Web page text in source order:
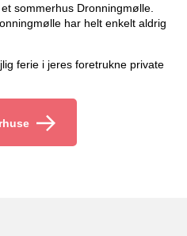
sommerhus Dronningmølle.
har helt enkelt aldrig
ferie i jeres foretrukne private